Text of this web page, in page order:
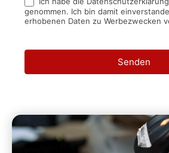
genommen. Ich bin damit
erhobenen Daten zu Werbezwecken
Senden